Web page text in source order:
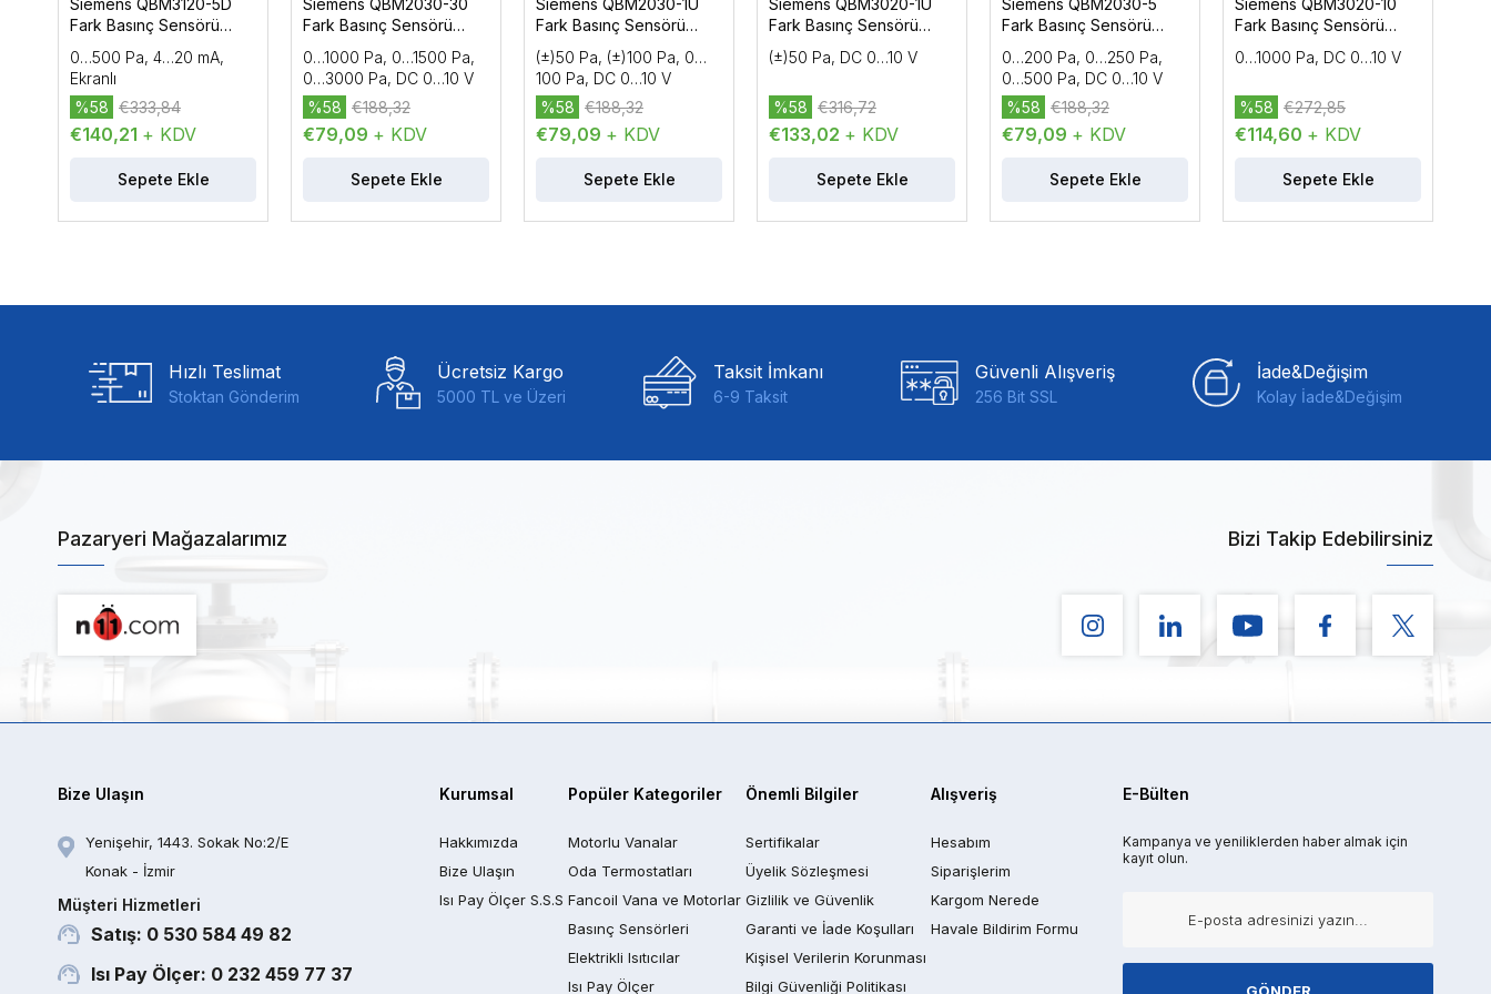
Fark Basınç Sensörü
0…500 Pa, 4…20 mA,
Ekranlı
€140,21 + KDV
%58 €333,84
Sepete Ekle
Fark Basınç Sensörü
0…1000 Pa, 0…1500 Pa,
0…3000 Pa, DC 0…10 V
€79,09 + KDV
%58 €188,32
Sepete Ekle
Fark Basınç Sensörü
(Hava)
(±)50 Pa, (±)100 Pa, 0…
100 Pa, DC 0…10 V
€79,09 + KDV
%58 €188,32
Sepete Ekle
Fark Basınç Sensörü
(Hava)
(±)50 Pa, DC 0…10 V
€133,02 + KDV
%58 €316,72
Sepete Ekle
Fark Basınç Sensörü
0…200 Pa, 0…250 Pa,
0…500 Pa, DC 0…10 V
€79,09 + KDV
%58 €188,32
Sepete Ekle
Fark Basınç Sensörü
0…1000 Pa, DC 0…10 V
€114,60 + KDV
%58 €272,85
Sepete Ekle
Hızlı Teslimat
Stoktan Gönderim
Ücretsiz Kargo
5000 TL ve Üzeri
Taksit İmkanı
6-9 Taksit
Güvenli Alışveriş
256 Bit SSL
İade&Değişim
Kolay İade&Değişim
Pazaryeri Mağazalarımız Bizi Takip Edebilirsiniz
Bize Ulaşın
Yenişehir, 1443. Sokak No:2/E
Konak - İzmir
Müşteri Hizmetleri
Satış: 0 530 584 49 82
Isı Pay Ölçer: 0 232 459 77 37
Kurumsal
Hakkımızda
Bize Ulaşın
Isı Pay Ölçer S.S.S
Popüler Kategoriler
Motorlu Vanalar
Oda Termostatları
Fancoil Vana ve Motorlar
Basınç Sensörleri
Elektrikli Isıtıcılar
Isı Pay Ölçer
Önemli Bilgiler
Sertifikalar
Üyelik Sözleşmesi
Gizlilik ve Güvenlik
Garanti ve İade Koşulları
Kişisel Verilerin Korunması
Bilgi Güvenliği Politikası
Alışveriş
Hesabım
Siparişlerim
Kargom Nerede
Havale Bildirim Formu
E-Bülten
Kampanya ve yeniliklerden haber almak için
kayıt olun.